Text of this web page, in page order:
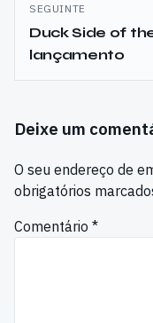
SEGUINTE
Duck Side of
lançamento
Deixe um
O seu endereço de
obrigatórios
Comentário *